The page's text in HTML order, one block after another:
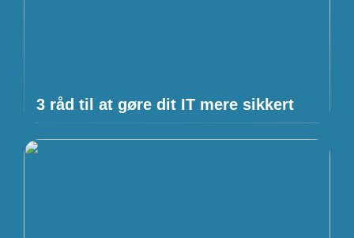
3 råd til at gøre dit IT mere sikkert